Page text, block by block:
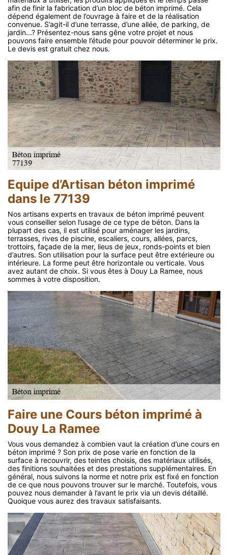
afin de finir la fabrication d’un bloc de béton imprimé. Cela
dépend également de l’ouvrage à faire et de la réalisation
convenue. S’agit-il d’une terrasse, d’une allée, de parking, de
jardin...? Présentez-nous sans gêne votre projet et nous
pouvons faire ensemble l’étude pour pouvoir déterminer le prix.
Le devis est gratuit chez nous.
Equipe d’Artisan béton imprimé
dans le 77139
Nos artisans experts en travaux de béton imprimé peuvent
vous conseiller selon l’usage de ce type de béton. Dans la
plupart des cas, il est utilisé pour aménager les jardins,
terrasses, rives de piscine, escaliers, cours, allées, parcs,
trottoirs, façade de la mer, lieus de jeux, ronds-points et bien
d’autres. Son utilisation pour la surface peut être extérieure ou
intérieure. La forme peut être horizontale ou verticale. Vous
avez autant de choix. Si vous êtes à Douy La Ramee, nous
sommes à votre disposition.
Faire une Cours béton imprimé à
Douy La Ramee
Vous vous demandez à combien vaut la création d’une cours en
béton imprimé ? Son prix de pose varie en fonction de la
surface à recouvrir, des teintes choisis, des matériaux utilisés,
des finitions souhaitées et des prestations supplémentaires. En
général, nous suivons la norme et notre prix est fixé en fonction
de ce que nous pouvons trouver sur le marché. Toutefois, vous
pouvez nous demander à l’avant le prix via un devis détaillé.
Quoique vous aurez des travaux satisfaisants.